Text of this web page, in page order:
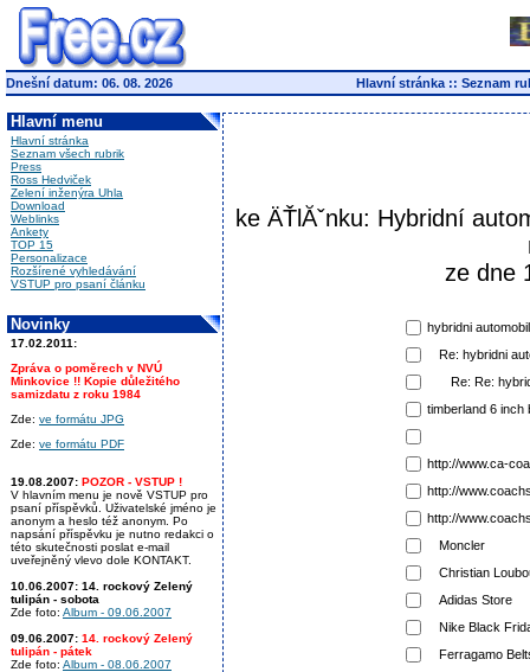
Dnešní datum: 06. 08. 2026 Hlavní stránka :: Seznam
Hlavní menu
Hlavní stránka
Seznam všech rubrik
Press
Ross Hedviček
Zelení inženýra Uhla
Download
Weblinks
Ankety
TOP 15
Personalizace
Rozšírené vyhledávání
VSTUP pro psaní článku
Novinky
17.02.2011:
Zpráva o poměrech v NVÚ
Minkovice !! Kopie důležitého
samizdatu z roku 1984
Zde: ve formátu JPG
Zde: ve formátu PDF
19.08.2007: POZOR - VSTUP !
V hlavním menu je nově VSTUP pro
psaní příspěvků. Uživatelské jméno je
anonym a heslo též anonym. Po
napsání příspěvku je nutno redakci o
této skutečnosti poslat e-mail
uveřejněný vlevo dole KONTAKT.
10.06.2007: 14. rockový Zelený
tulipán - sobota
Zde foto: Album - 09.06.2007
09.06.2007: 14. rockový Zelený
tulipán - pátek
Zde foto: Album - 08.06.2007
ke ÄŤlĂˇnku: Hybridní
ze dne
hybridni
Re: hybridni
Re: Re:
timberland 6 inch
http://www.ca-
http://
http://
Moncler
Christian
Adidas Store
Nike Black
Ferragamo